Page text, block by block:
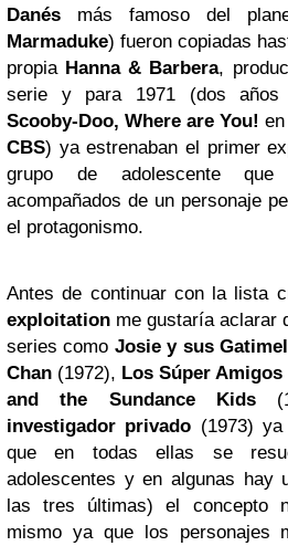
Danés más famoso del
Marmaduke) fueron copiadas
propia Hanna & Barbera,
serie y para 1971 (dos años
Scooby-Doo, Where are You!
CBS) ya estrenaban el primer
grupo de adolescente que
acompañados de un personaje
el protagonismo.
Antes de continuar con la lista
exploitation me gustaría aclarar
series como Josie y sus
Chan (1972), Los Súper Amigos
and the Sundance Kids
investigador privado (1973)
que en todas ellas se
adolescentes y en algunas hay
las tres últimas) el concepto
mismo ya que los personajes